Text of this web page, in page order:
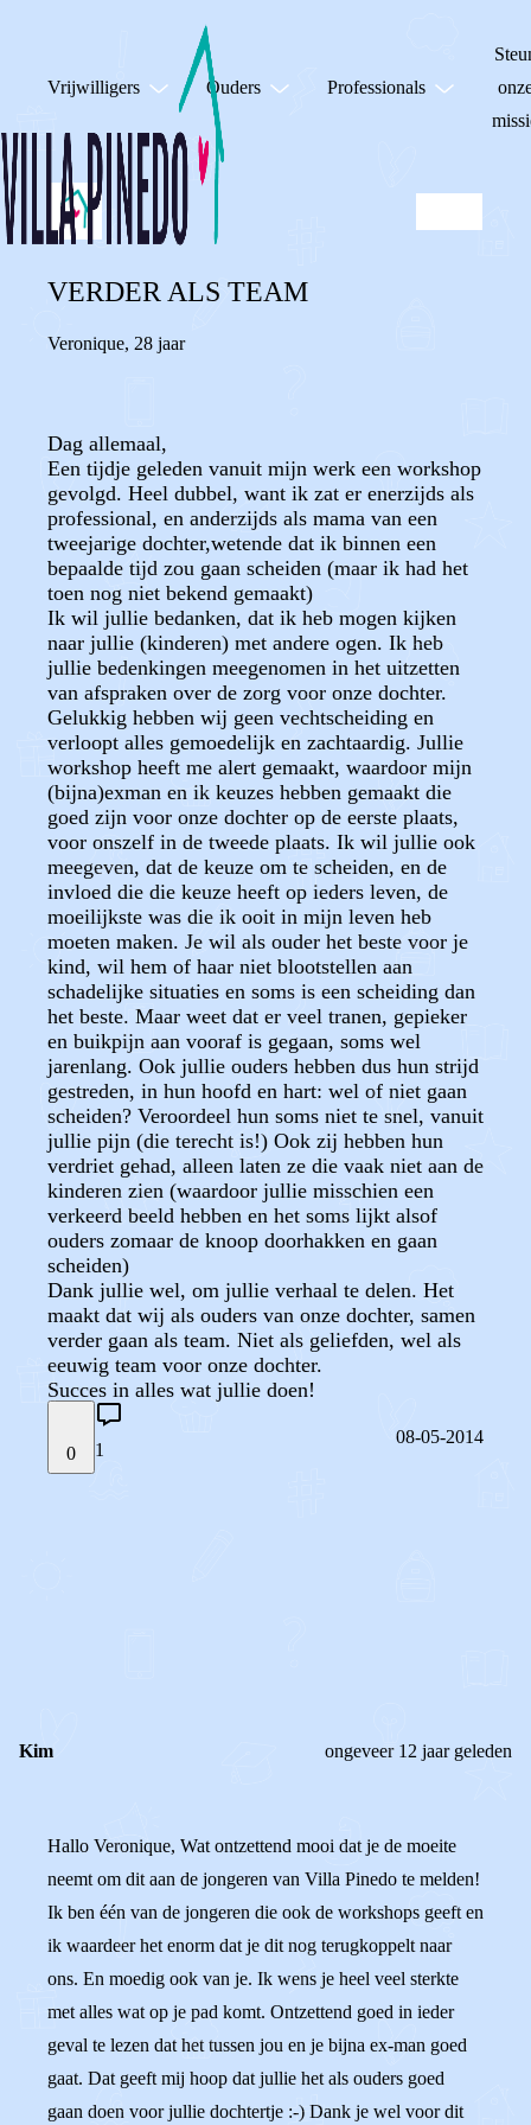
Vrijwilligers Ouders Professionals
VERDER ALS TEAM
Veronique, 28 jaar
Dag allemaal,
Een tijdje geleden vanuit mijn werk een workshop
gevolgd. Heel dubbel, want ik zat er enerzijds als
professional, en anderzijds als mama van een
tweejarige dochter,wetende dat ik binnen een
bepaalde tijd zou gaan scheiden (maar ik had het
toen nog niet bekend gemaakt)
Ik wil jullie bedanken, dat ik heb mogen kijken
naar jullie (kinderen) met andere ogen. Ik heb
jullie bedenkingen meegenomen in het uitzetten
van afspraken over de zorg voor onze dochter.
Gelukkig hebben wij geen vechtscheiding en
verloopt alles gemoedelijk en zachtaardig. Jullie
workshop heeft me alert gemaakt, waardoor mijn
(bijna)exman en ik keuzes hebben gemaakt die
goed zijn voor onze dochter op de eerste plaats,
voor onszelf in de tweede plaats. Ik wil jullie ook
meegeven, dat de keuze om te scheiden, en de
invloed die die keuze heeft op ieders leven, de
moeilijkste was die ik ooit in mijn leven heb
moeten maken. Je wil als ouder het beste voor je
kind, wil hem of haar niet blootstellen aan
schadelijke situaties en soms is een scheiding dan
het beste. Maar weet dat er veel tranen, gepieker
en buikpijn aan vooraf is gegaan, soms wel
jarenlang. Ook jullie ouders hebben dus hun strijd
gestreden, in hun hoofd en hart: wel of niet gaan
scheiden? Veroordeel hun soms niet te snel, vanuit
jullie pijn (die terecht is!) Ook zij hebben hun
verdriet gehad, alleen laten ze die vaak niet aan de
kinderen zien (waardoor jullie misschien een
verkeerd beeld hebben en het soms lijkt alsof
ouders zomaar de knoop doorhakken en gaan
scheiden)
Dank jullie wel, om jullie verhaal te delen. Het
maakt dat wij als ouders van onze dochter, samen
verder gaan als team. Niet als geliefden, wel als
eeuwig team voor onze dochter.
Succes in alles wat jullie doen!
0 1
08-05-2014
Kim ongeveer 12 jaar geleden
Hallo Veronique, Wat ontzettend mooi dat je de moeite
neemt om dit aan de jongeren van Villa Pinedo te melden!
Ik ben één van de jongeren die ook de workshops geeft en
ik waardeer het enorm dat je dit nog terugkoppelt naar
ons. En moedig ook van je. Ik wens je heel veel sterkte
met alles wat op je pad komt. Ontzettend goed in ieder
geval te lezen dat het tussen jou en je bijna ex-man goed
gaat. Dat geeft mij hoop dat jullie het als ouders goed
gaan doen voor jullie dochtertje :-) Dank je wel voor dit